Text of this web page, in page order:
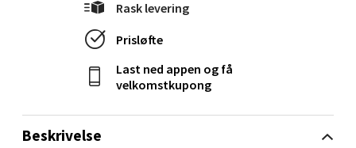
Beskrivelse
Rask levering
Prisløfte
Last ned appen og få
velkomstkupong
Molde - Moldetorget
Åpent i dag 10-20